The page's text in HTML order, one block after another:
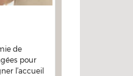
de
pour
l’accueil